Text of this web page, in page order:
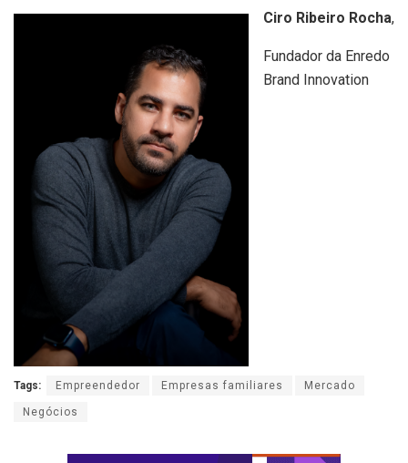
Ciro Ribeiro Rocha,
Fundador da Enredo
Brand Innovation
Tags: Empreendedor Empresas familiares Mercado
Negócios